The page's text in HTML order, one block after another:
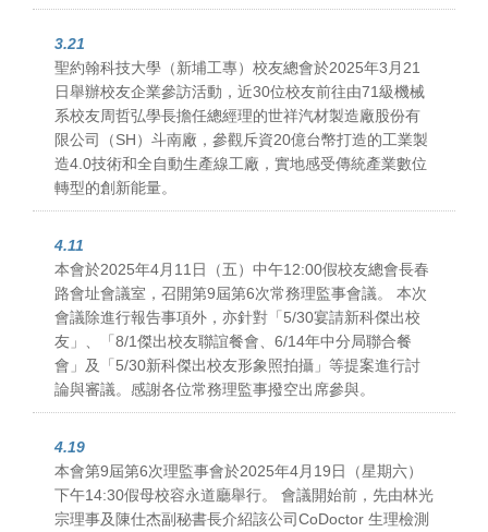
3.21
聖約翰科技大學（新埔工專）校友總會於2025年3月21
日舉辦校友企業參訪活動，近30位校友前往由71級機械
系校友周哲弘學長擔任總經理的世祥汽材製造廠股份有
限公司（SH）斗南廠，參觀斥資20億台幣打造的工業製
造4.0技術和全自動生產線工廠，實地感受傳統產業數位
轉型的創新能量。
4.11
本會於2025年4月11日（五）中午12:00假校友總會長春
路會址會議室，召開第9屆第6次常務理監事會議。 本次
會議除進行報告事項外，亦針對「5/30宴請新科傑出校
友」、「8/1傑出校友聯誼餐會、6/14年中分局聯合餐
會」及「5/30新科傑出校友形象照拍攝」等提案進行討
論與審議。感謝各位常務理監事撥空出席參與。
4.19
本會第9屆第6次理監事會於2025年4月19日（星期六）
下午14:30假母校容永道廳舉行。 會議開始前，先由林光
宗理事及陳仕杰副秘書長介紹該公司CoDoctor 生理檢測